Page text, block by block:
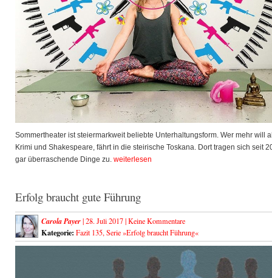
Sommertheater ist steiermarkweit beliebte Unterhaltungsform. Wer mehr will
Krimi und Shakespeare, fährt in die steirische Toskana. Dort tragen sich seit
gar überraschende Dinge zu. weiterlesen
Erfolg braucht gute Führung
Carola Payer| 28. Juli 2017 |Keine Kommentare
Kategorie: Fazit 135, Serie »Erfolg braucht Führung«